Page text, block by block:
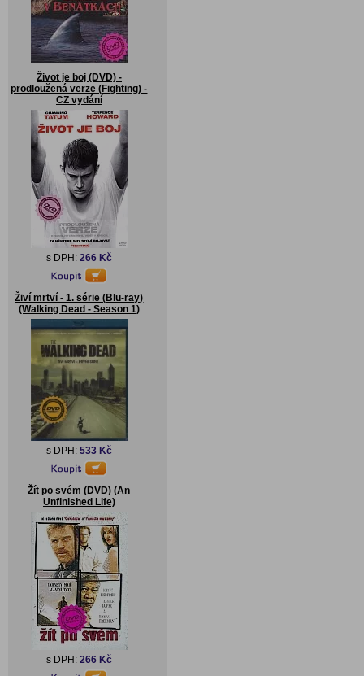
Život je boj (DVD) -
prodloužená verze (Fighting) -
CZ vydání
s DPH: 266 Kč
Živí mrtví - 1. série (Blu-ray)
(Walking Dead - Season 1)
s DPH: 533 Kč
Žít po svém (DVD) (An
Unfinished Life)
s DPH: 266 Kč